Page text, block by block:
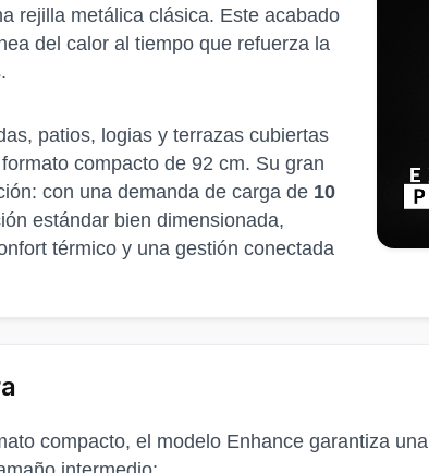
rejilla metálica clásica. Este acabado
del calor al tiempo que refuerza la
patios, logias y terrazas cubiertas
compacto de 92 cm. Su gran
con una demanda de carga de 10
estándar bien dimensionada,
térmico y una gestión conectada
compacto, el modelo Enhance garantiza una